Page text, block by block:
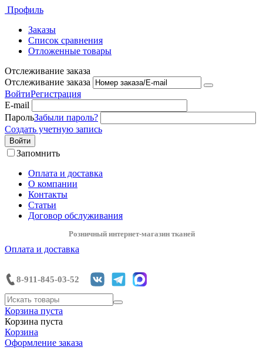
Профиль
Заказы
Список сравнения
Отложенные товары
Отслеживание заказа
Отслеживание заказа
ВойтиРегистрация
E-mail
ПарольЗабыли пароль?
Создать учетную запись
Войти
Запомнить
Оплата и доставка
О компании
Контакты
Статьи
Договор обслуживания
Розничный интернет-магазин тканей
Оплата и доставка
8-911-845-03-52
Корзина пуста
Корзина пуста
Корзина
Оформление заказа